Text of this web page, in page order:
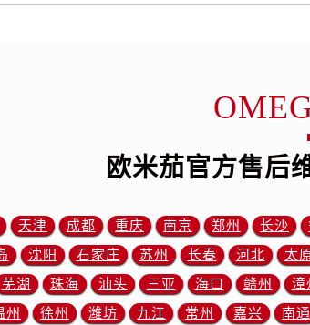
赤峰市红山区哈达街欧米茄售后服务中心（需提
鄂尔多斯市东胜区伊金霍洛街欧米茄售后服务
通辽市科尔沁区明仁大街欧米茄售后服务中心
兰察布市集宁区恩和大街欧米茄售后服务中
林郭勒盟市锡林浩特市光明街与额尔敦路交
安盟市乌兰浩特市兴安大街欧米茄售后服务
城区迎宾街欧米茄售后服务中心（需提前预约
欧米茄官方售后
天津 成都 重庆 南京 郑州 长沙
沈阳 石家庄 苏州 长春 河北 太原
芜湖 珠海 汕头 三亚 海口 赣州 漳
州 徐州 潍坊 九江 常州 嘉兴 南通